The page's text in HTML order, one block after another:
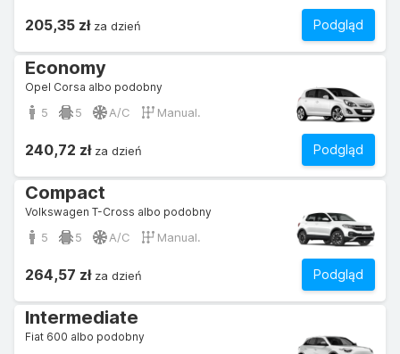
Podgląd
205,35 złza dzień
Economy
Opel Corsa albo podobny
5 5 A/C Manual.
Podgląd
240,72 złza dzień
Compact
Volkswagen T-Cross albo podobny
5 5 A/C Manual.
Podgląd
264,57 złza dzień
Intermediate
Fiat 600 albo podobny